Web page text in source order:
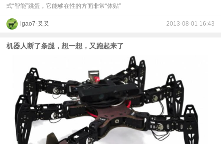
式“智能”跳蛋，它能够在性的方面非常“体贴”
igao7-叉叉 2013-08-01 16:43
机器人断了条腿，想一想，又跑起来了